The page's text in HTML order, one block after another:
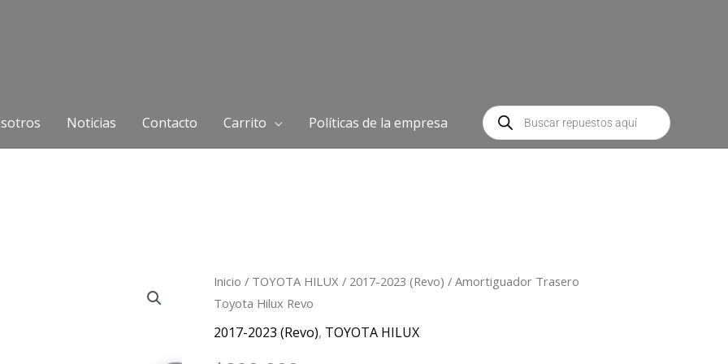
Noticias Contacto Carrito Políticas de la empresa
Búsqueda
de
productos
Inicio / TOYOTA HILUX / 2017-2023 (Revo) / Amortiguador Trasero
Toyota Hilux Revo
2017-2023 (Revo), TOYOTA HILUX
Amortiguador
Trasero
Toyota